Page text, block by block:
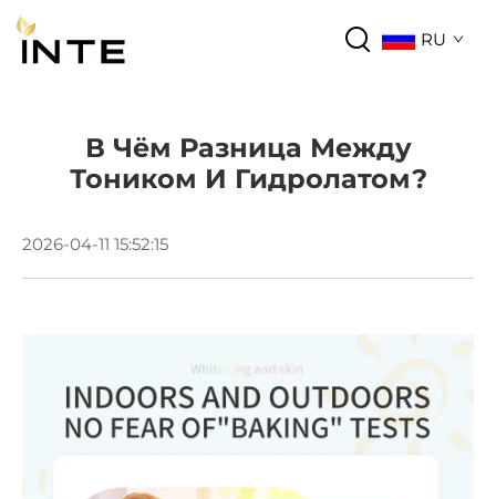
RU
В Чём Разница Между
Тоником И Гидролатом?
2026-04-11 15:52:15